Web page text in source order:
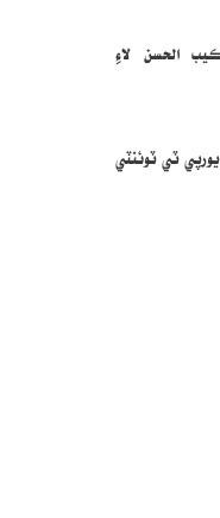
الحسن لاءِ
ٽي ٽوئنٽي